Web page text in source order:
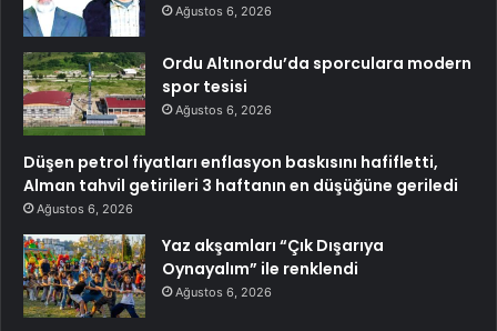
Ağustos 6, 2026
Ordu Altınordu’da sporculara modern
spor tesisi
Ağustos 6, 2026
Düşen petrol fiyatları enflasyon baskısını hafifletti,
Alman tahvil getirileri 3 haftanın en düşüğüne geriledi
Ağustos 6, 2026
Yaz akşamları “Çık Dışarıya
Oynayalım” ile renklendi
Ağustos 6, 2026